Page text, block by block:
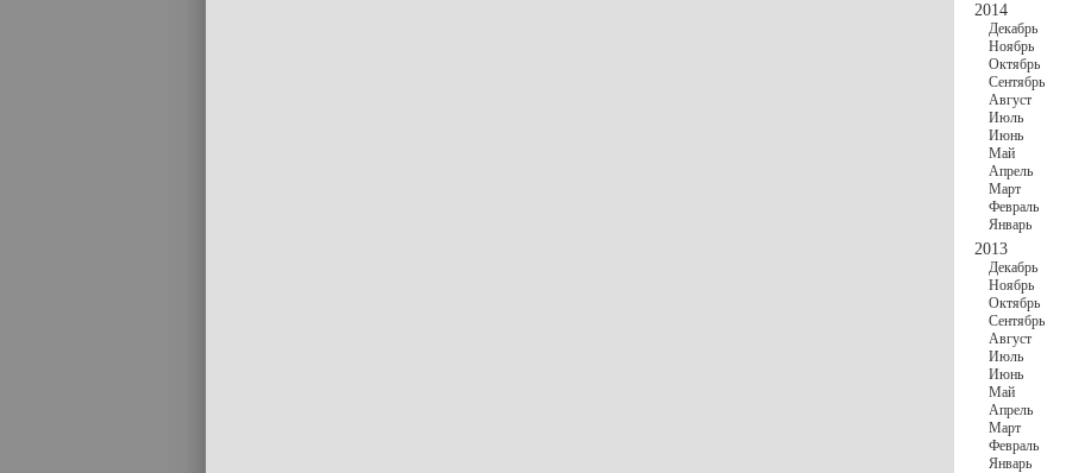
2014
Декабрь
Ноябрь
Октябрь
Сентябрь
Август
Июль
Июнь
Май
Апрель
Март
Февраль
Январь
2013
Декабрь
Ноябрь
Октябрь
Сентябрь
Август
Июль
Июнь
Май
Апрель
Март
Февраль
Январь